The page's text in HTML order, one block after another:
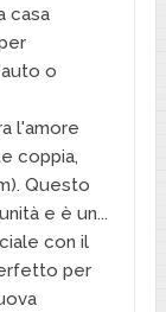
casa
o
l'amore
coppia,
Questo
e è un...
con il
per